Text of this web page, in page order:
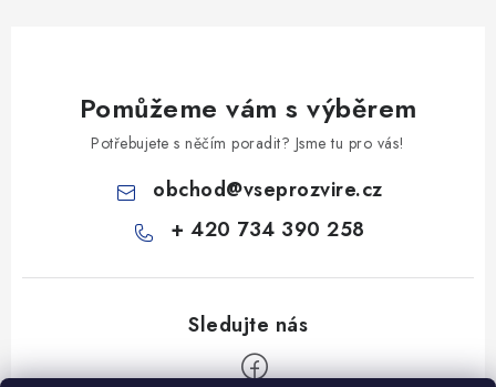
Pomůžeme vám s výběrem
Potřebujete s něčím poradit? Jsme tu pro vás!
obchod@vseprozvire.cz
+ 420 734 390 258